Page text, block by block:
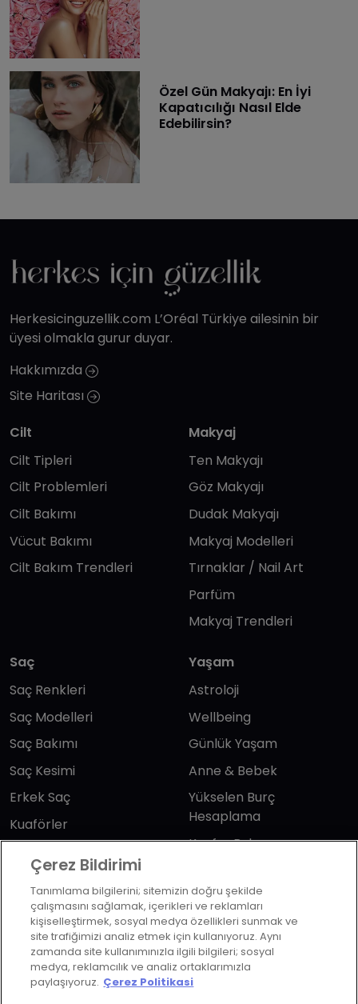
Özel Gün Makyajı: En İyi
Kapatıcılığı Nasıl Elde
Edebilirsin?
Herkesicinguzellik.com L’Oréal Türkiye ailesinin bir
üyesi olmakla gurur duyar.
Hakkımızda
Site Haritası
Cilt
Cilt Tipleri
Cilt Problemleri
Cilt Bakımı
Vücut Bakımı
Cilt Bakım Trendleri
Makyaj
Ten Makyajı
Göz Makyajı
Dudak Makyajı
Makyaj Modelleri
Tırnaklar / Nail Art
Parfüm
Makyaj Trendleri
Saç
Saç Renkleri
Saç Modelleri
Saç Bakımı
Saç Kesimi
Erkek Saç
Kuaförler
Yaşam
Astroloji
Wellbeing
Günlük Yaşam
Anne & Bebek
Yükselen Burç
Hesaplama
Kuafor Bulma
Bizi takip edin
Çerez Bildirimi
Tanımlama bilgilerini; sitemizin doğru şekilde
çalışmasını sağlamak, içerikleri ve reklamları
kişiselleştirmek, sosyal medya özellikleri sunmak ve
site trafiğimizi analiz etmek için kullanıyoruz. Aynı
zamanda site kullanımınızla ilgili bilgileri; sosyal
medya, reklamcılık ve analiz ortaklarımızla
paylaşıyoruz. Çerez Politikasi